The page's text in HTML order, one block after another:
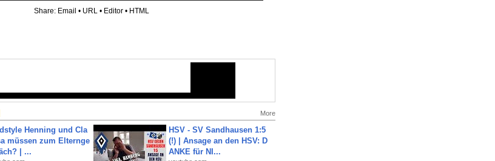
Share: Email • URL • Editor • HTML
More
Henning und Cla
müssen zum Elternge
| ...
HSV - SV Sandhausen 1:5
(!) | Ansage an den HSV: D
ANKE für NI...